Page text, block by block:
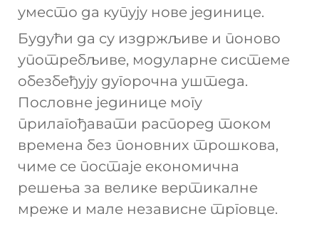
уместо да купују нове јединице.
Будући да су издржљиве и поново
употребљиве, модуларне системе
обезбеђују дугорочна уштеда.
Пословне јединице могу
прилагођавати распоред током
времена без поновних трошкова,
чиме се постаје економична
решења за велике вертикалне
мреже и мале независне трговце.